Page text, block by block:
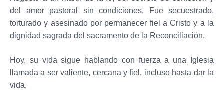
del amor pastoral sin condiciones. Fue secuestrado,
torturado y asesinado por permanecer fiel a Cristo y a la
dignidad sagrada del sacramento de la Reconciliación.
Hoy, su vida sigue hablando con fuerza a una Iglesia
llamada a ser valiente, cercana y fiel, incluso hasta dar la
vida.